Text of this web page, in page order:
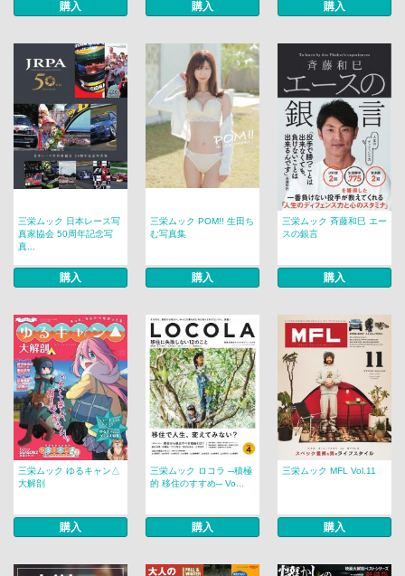
購入 購入 購入
三栄ムック 日本レース写
真家協会 50周年記念写
真...
購入
三栄ムック POM!! 生田ち
む写真集
購入
三栄ムック 斉藤和巳 エー
スの銀言
購入
三栄ムック ゆるキャン△
大解剖
購入
三栄ムック ロコラ ─積極
的 移住のすすめ─ Vo...
購入
三栄ムック MFL Vol.11
購入